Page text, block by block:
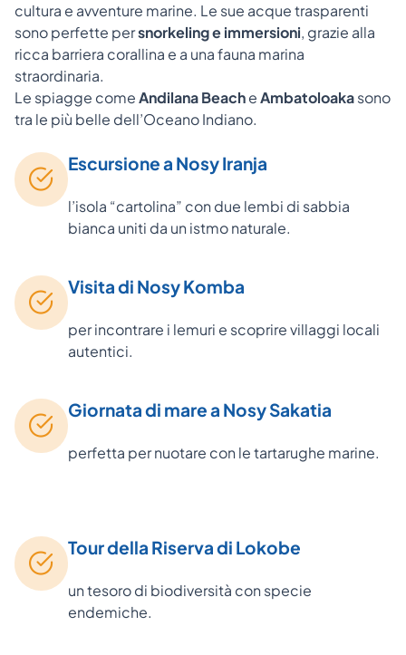
cultura e avventure marine. Le sue acque trasparenti
sono perfette persnorkeling e immersioni, grazie alla
ricca barriera corallina e a una fauna marina
straordinaria.
Le spiagge comeAndilana BeacheAmbatoloakasono
tra le più belle dell’Oceano Indiano.
Escursione a Nosy Iranja
l’isola “cartolina” con due lembi di sabbia
bianca uniti da un istmo naturale.
Visita di Nosy Komba
per incontrare i lemuri e scoprire villaggi locali
autentici.
Giornata di mare a Nosy Sakatia
perfetta per nuotare con le tartarughe marine.
Tour della Riserva di Lokobe
un tesoro di biodiversità con specie
endemiche.